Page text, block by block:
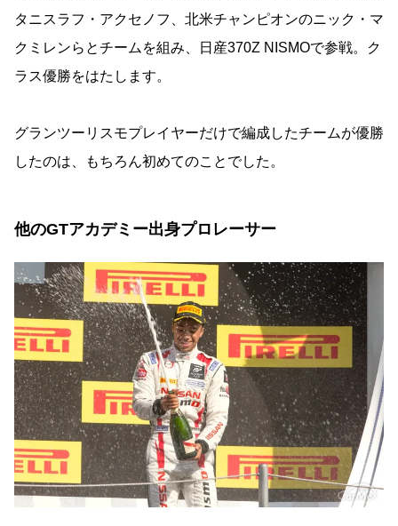
タニスラフ・アクセノフ、北米チャンピオンのニック・マ
クミレンらとチームを組み、日産370Z NISMOで参戦。ク
ラス優勝をはたします。
グランツーリスモプレイヤーだけで編成したチームが優勝
したのは、もちろん初めてのことでした。
他のGTアカデミー出身プロレーサー